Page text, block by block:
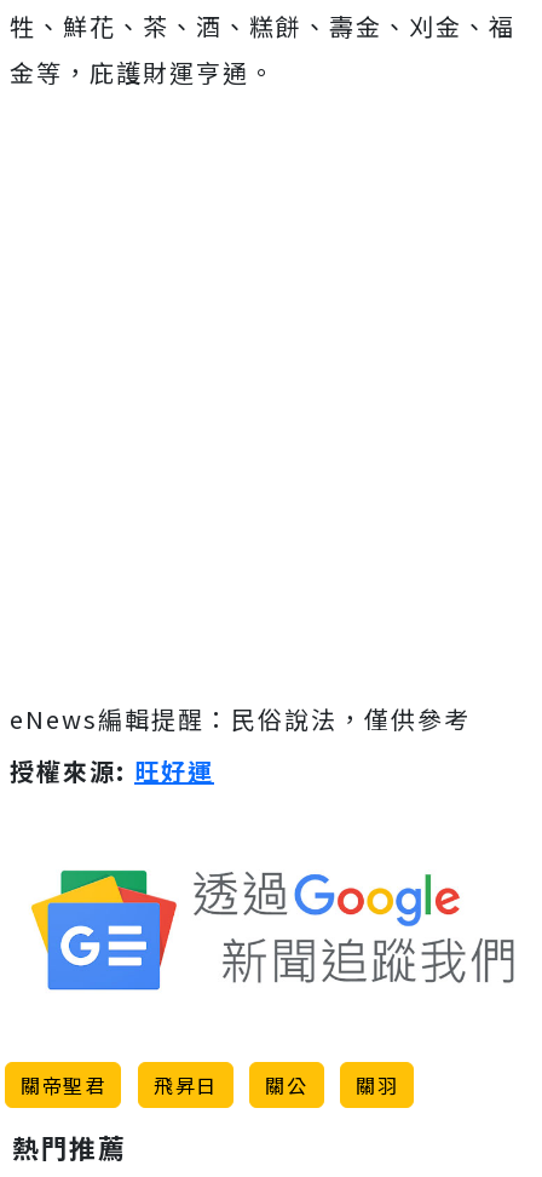
牲、鮮花、茶、酒、糕餅、壽金、刈金、福
金等，庇護財運亨通。
eNews編輯提醒：民俗說法，僅供參考
授權來源: 旺好運
關帝聖君 飛昇日 關公 關羽
熱門推薦